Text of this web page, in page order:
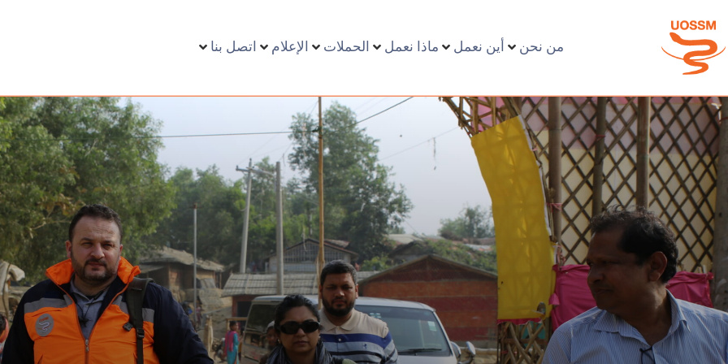
من نحن أين نعمل ماذا نعمل الحملات الإعلام اتصل بنا